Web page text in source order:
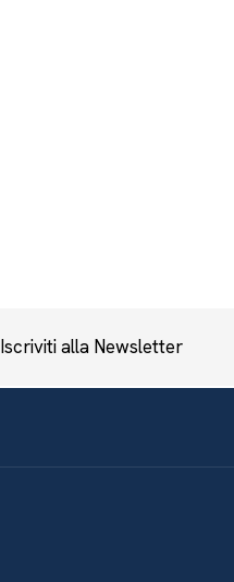
Iscriviti alla Newsletter